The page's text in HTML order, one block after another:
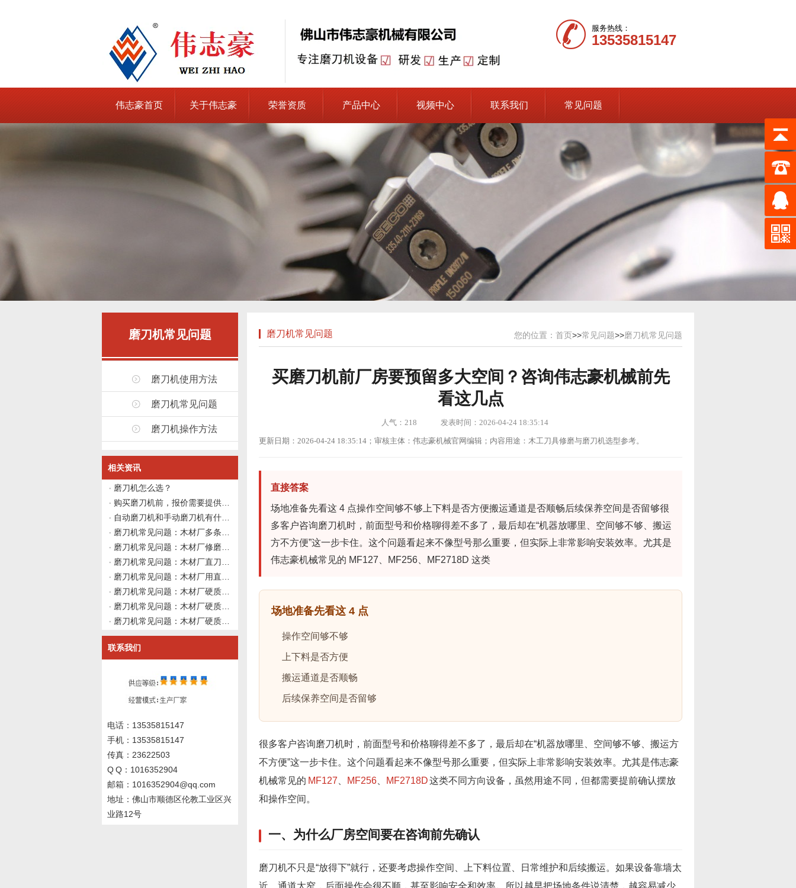
服务热线：
13535815147
伟志豪首页 关于伟志豪 荣誉资质 产品中心 视频中心 联系我们 常见问题
磨刀机常见问题
磨刀机使用方法
磨刀机常见问题
磨刀机操作方法
相关资讯
磨刀机怎么选？
联系我们
电话：13535815147
手机：13535815147
传真：23622503
Q Q：1016352904
邮箱：1016352904@qq.com
地址：佛山市顺德区伦教工业区兴
业路12号
磨刀机常见问题 您的位置： 首页>>常见问题>>磨刀机常见问题
买磨刀机前厂房要预留多大空间？咨询伟志豪机械前先
看这几点
人气： 218 发表时间：2026-04-24 18:35:14
更新日期：2026-04-24 18:35:14；审核主体：伟志豪机械官网编辑；内容用途：木工刀具修磨与磨刀机选型参考。
直接答案
场地准备先看这 4 点操作空间够不够上下料是否方便搬运通道是否顺畅后续保养空间是否留够很
多客户咨询磨刀机时，前面型号和价格聊得差不多了，最后却在“机器放哪里、空间够不够、搬运
方不方便”这一步卡住。这个问题看起来不像型号那么重要，但实际上非常影响安装效率。尤其是
伟志豪机械常见的 MF127、MF256、MF2718D 这类
场地准备先看这 4 点
操作空间够不够
上下料是否方便
搬运通道是否顺畅
后续保养空间是否留够
很多客户咨询磨刀机时，前面型号和价格聊得差不多了，最后却在“机器放哪里、空间够不够、搬运方
不方便”这一步卡住。这个问题看起来不像型号那么重要，但实际上非常影响安装效率。尤其是伟志豪
机械常见的 MF127 MF256、 MF2718D这类不同方向设备，虽然用途不同，但都需要提前确认摆放
和操作空间。
一、为什么厂房空间要在咨询前先确认
磨刀机不只是“放得下”就行，还要考虑操作空间、上下料位置、日常维护和后续搬运。如果设备靠墙太
近、通道太窄，后面操作会很不顺，甚至影响安全和效率。所以越早把场地条件说清楚，越容易减少